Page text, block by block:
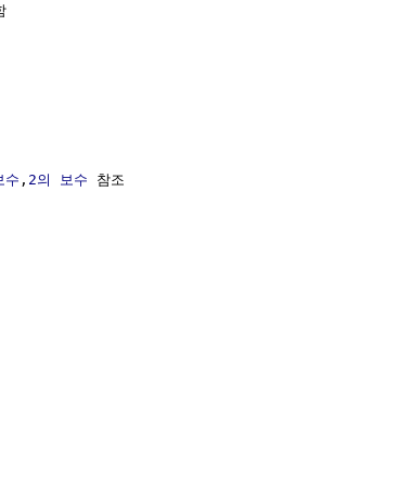
수 , 2의 보수 참조